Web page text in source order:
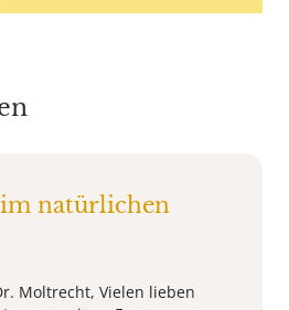
natürlichen
Moltrecht, Vielen lieben